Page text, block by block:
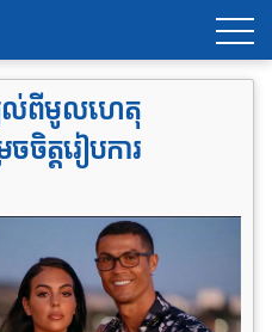
យល់ពីមូលហេតុ
ចិត្តរៀបការ